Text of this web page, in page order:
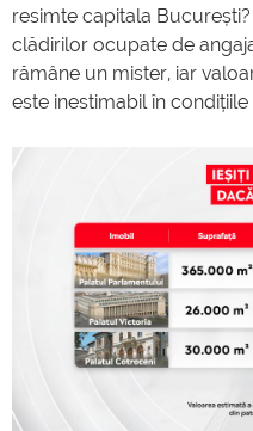
resimte capitala
clădirilor ocupate de
rămâne un mister, iar
este inestimabil în